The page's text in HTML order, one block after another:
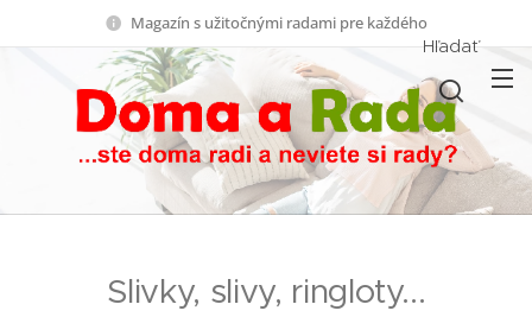
Magazín s užitočnými radami pre každého
Hľadať
Slivky, slivy, ringloty...